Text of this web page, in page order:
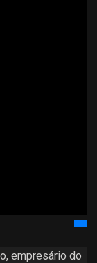
empresário do